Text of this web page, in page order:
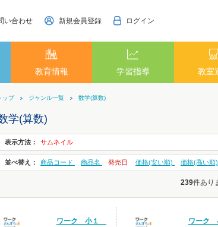
い合わせ 新規会員登録 ログイン
教育情報 学習指導 教室
ップ ジャンル一覧 数学(算数)
学(算数)
表示方法： サムネイル
並べ替え： 商品コード 商品名 発売日 価格(安い順) 価格(高い順)
239件あり
ワーク 小１
ワーク